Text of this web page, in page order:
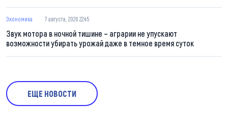
Экономика 7 августа, 2026 22:45
Звук мотора в ночной тишине – аграрии не упускают
возможности убирать урожай даже в темное время суток
ЕЩЕ НОВОСТИ